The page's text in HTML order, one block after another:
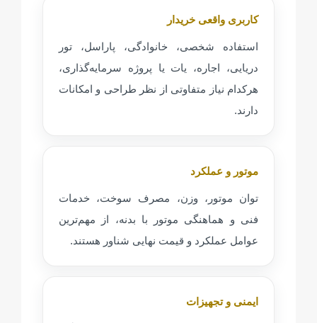
کاربری واقعی خریدار
استفاده شخصی، خانوادگی، پاراسل، تور
دریایی، اجاره، یات یا پروژه سرمایه‌گذاری،
هرکدام نیاز متفاوتی از نظر طراحی و امکانات
دارند.
موتور و عملکرد
توان موتور، وزن، مصرف سوخت، خدمات
فنی و هماهنگی موتور با بدنه، از مهم‌ترین
عوامل عملکرد و قیمت نهایی شناور هستند.
ایمنی و تجهیزات